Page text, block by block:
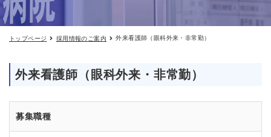
勤）
電
話
トップページ 採用情報のご案内 外来看護師（眼科外来・非常勤）
外来看護師（眼科外来・非常勤）
募集職種